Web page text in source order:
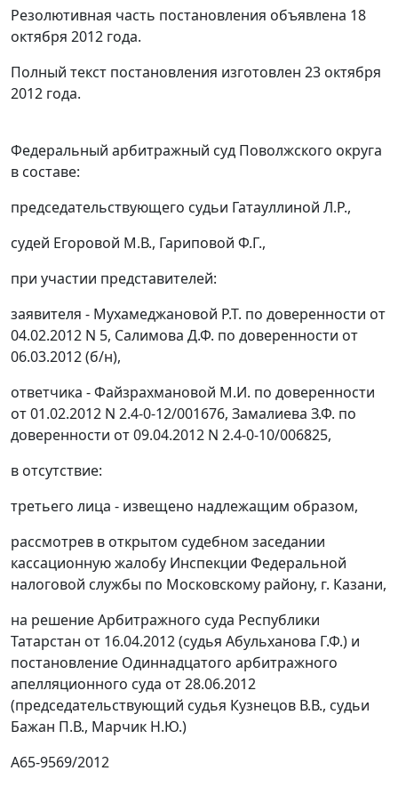
Резолютивная часть постановления объявлена 18
октября 2012 года.
Полный текст постановления изготовлен 23 октября
2012 года.
Федеральный арбитражный суд Поволжского округа
в составе:
председательствующего судьи Гатауллиной Л.Р.,
судей Егоровой М.В., Гариповой Ф.Г.,
при участии представителей:
заявителя - Мухамеджановой Р.Т. по доверенности от
04.02.2012 N 5, Салимова Д.Ф. по доверенности от
06.03.2012 (б/н),
ответчика - Файзрахмановой М.И. по доверенности
от 01.02.2012 N 2.4-0-12/001676, Замалиева З.Ф. по
доверенности от 09.04.2012 N 2.4-0-10/006825,
в отсутствие:
третьего лица - извещено надлежащим образом,
рассмотрев в открытом судебном заседании
кассационную жалобу Инспекции Федеральной
налоговой службы по Московскому району, г. Казани,
на решениеАрбитражного суда Республики
Татарстан от 16.04.2012 (судья Абульханова Г.Ф.) и
постановление Одиннадцатого арбитражного
апелляционного суда от 28.06.2012
(председательствующий судья Кузнецов В.В., судьи
Бажан П.В., Марчик Н.Ю.)
А65-9569/2012